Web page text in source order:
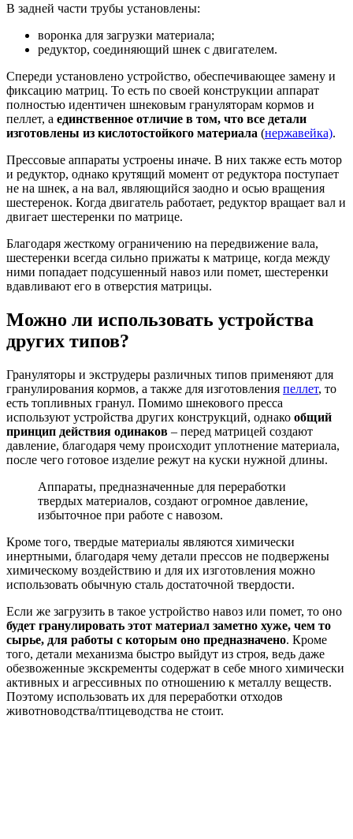
В задней части трубы установлены:
воронка для загрузки материала;
редуктор, соединяющий шнек с двигателем.
Спереди установлено устройство, обеспечивающее замену и
фиксацию матриц. То есть по своей конструкции аппарат
полностью идентичен шнековым грануляторам кормов и
пеллет, а единственное отличие в том, что все детали
изготовлены из кислотостойкого материала (нержавейка).
Прессовые аппараты устроены иначе. В них также есть мотор
и редуктор, однако крутящий момент от редуктора поступает
не на шнек, а на вал, являющийся заодно и осью вращения
шестеренок. Когда двигатель работает, редуктор вращает вал и
двигает шестеренки по матрице.
Благодаря жесткому ограничению на передвижение вала,
шестеренки всегда сильно прижаты к матрице, когда между
ними попадает подсушенный навоз или помет, шестеренки
вдавливают его в отверстия матрицы.
Можно ли использовать устройства
других типов?
Грануляторы и экструдеры различных типов применяют для
гранулирования кормов, а также для изготовления пеллет, то
есть топливных гранул. Помимо шнекового пресса
используют устройства других конструкций, однако общий
принцип действия одинаков – перед матрицей создают
давление, благодаря чему происходит уплотнение материала,
после чего готовое изделие режут на куски нужной длины.
Аппараты, предназначенные для переработки
твердых материалов, создают огромное давление,
избыточное при работе с навозом.
Кроме того, твердые материалы являются химически
инертными, благодаря чему детали прессов не подвержены
химическому воздействию и для их изготовления можно
использовать обычную сталь достаточной твердости.
Если же загрузить в такое устройство навоз или помет, то оно
будет гранулировать этот материал заметно хуже, чем то
сырье, для работы с которым оно предназначено. Кроме
того, детали механизма быстро выйдут из строя, ведь даже
обезвоженные экскременты содержат в себе много химически
активных и агрессивных по отношению к металлу веществ.
Поэтому использовать их для переработки отходов
животноводства/птицеводства не стоит.